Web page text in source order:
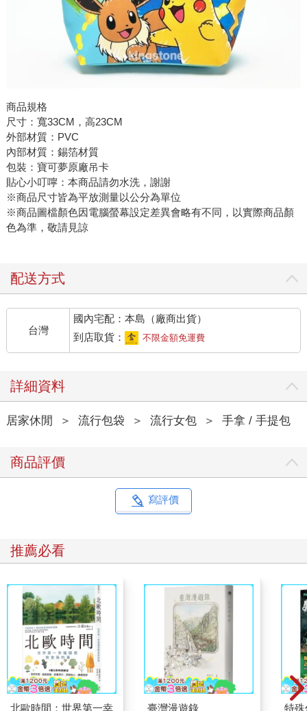
商品規格
尺寸：寬33CM，高23CM
外部材質：PVC
內部材質：錫箔材質
包裝：寶可夢原廠吊卡
貼心小叮嚀：本商品請勿水洗，謝謝
※商品尺寸皆為平放測量以公分為單位
※商品圖檔顏色因電腦螢幕設定差異會略有不同，以實際商品顏
色為準，敬請見諒
配送方式
台灣
國內宅配：本島（廠商出貨）
到店取貨：
不限金額免運費
詳細資料
居家休閒 ＞ 流行包袋 ＞ 流行女包 ＞ 手拿 / 手提包
商品評價
寫評價
推薦必看
北歐時間：世界第一幸 臺灣漫遊錄 特